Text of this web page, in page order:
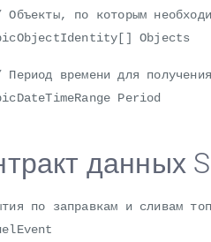
по которым
Objects
времени для получения
Period
данных
по заправкам и сливам